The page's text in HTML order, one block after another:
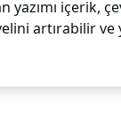
yazımı içerik,
artırabilir ve